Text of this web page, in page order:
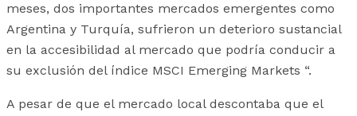
meses, dos importantes mercados emergentes como
Argentina y Turquía, sufrieron un deterioro sustancial
en la accesibilidad al mercado que podría conducir a
su exclusión del índice MSCI Emerging Markets “.
A pesar de que el mercado local descontaba que el